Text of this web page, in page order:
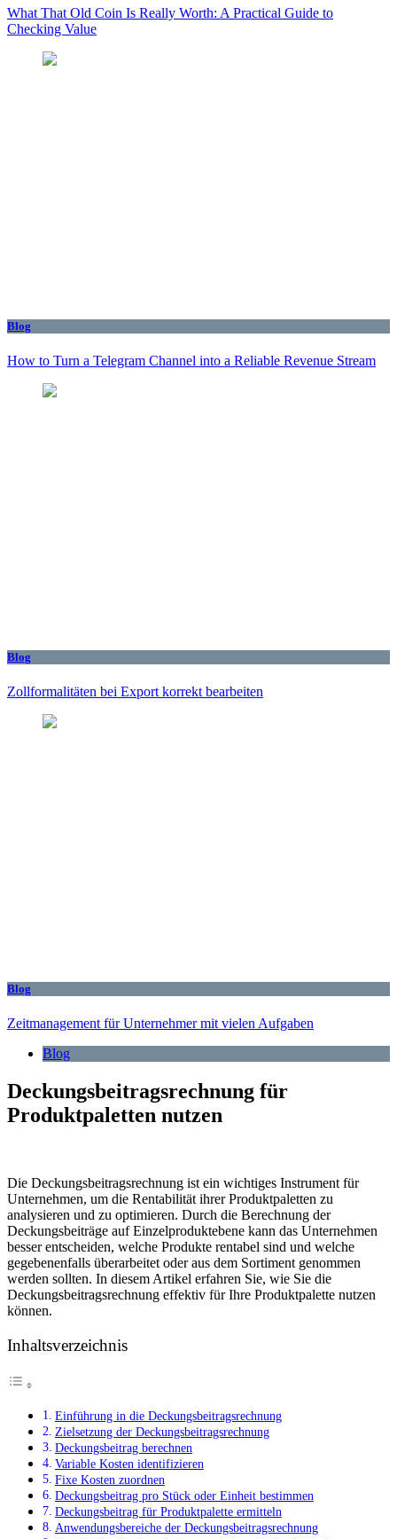
What That Old Coin Is Really Worth: A Practical Guide to
Checking Value
Blog
How to Turn a Telegram Channel into a Reliable Revenue Stream
Blog
Zollformalitäten bei Export korrekt bearbeiten
Blog
Zeitmanagement für Unternehmer mit vielen Aufgaben
Blog
Deckungsbeitragsrechnung für
Produktpaletten nutzen
Die Deckungsbeitragsrechnung ist ein wichtiges Instrument für
Unternehmen, um die Rentabilität ihrer Produktpaletten zu
analysieren und zu optimieren. Durch die Berechnung der
Deckungsbeiträge auf Einzelproduktebene kann das Unternehmen
besser entscheiden, welche Produkte rentabel sind und welche
gegebenenfalls überarbeitet oder aus dem Sortiment genommen
werden sollten. In diesem Artikel erfahren Sie, wie Sie die
Deckungsbeitragsrechnung effektiv für Ihre Produktpalette nutzen
können.
Inhaltsverzeichnis
Einführung in die Deckungsbeitragsrechnung
Zielsetzung der Deckungsbeitragsrechnung
Deckungsbeitrag berechnen
Variable Kosten identifizieren
Fixe Kosten zuordnen
Deckungsbeitrag pro Stück oder Einheit bestimmen
Deckungsbeitrag für Produktpalette ermitteln
Anwendungsbereiche der Deckungsbeitragsrechnung